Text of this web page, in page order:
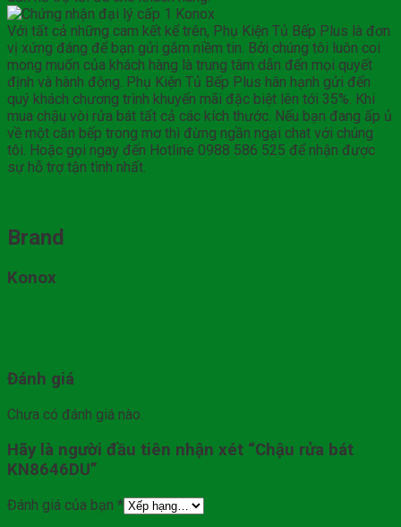
Với tất cả những cam kết kể trên, Phụ Kiện Tủ Bếp Plus là đơn
vị xứng đáng để bạn gửi gắm niềm tin. Bởi chúng tôi luôn coi
mong muốn của khách hàng là trung tâm dẫn đến mọi quyết
định và hành động. Phụ Kiện Tủ Bếp Plus hân hạnh gửi đến
quý khách chương trình khuyến mãi đặc biệt lên tới 35%. Khi
mua chậu vòi rửa bát tất cả các kích thước. Nếu bạn đang ấp ủ
về một căn bếp trong mơ thì đừng ngần ngại chat với chúng
tôi. Hoặc gọi ngay đến Hotline 0988 586 525 để nhận được
sự hỗ trợ tận tình nhất.
Brand
Konox
Đánh giá
Chưa có đánh giá nào.
Hãy là người đầu tiên nhận xét “Chậu rửa bát
KN8646DU”
Đánh giá của bạn *